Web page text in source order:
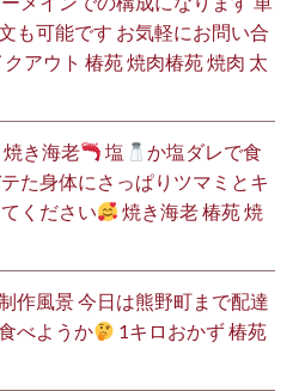
も可能です お気軽にお問い合
アウト 椿苑 焼肉椿苑 焼肉 太
焼き海老 塩
か塩ダレで食
た身体にさっぱりツマミとキ
ください
焼き海老 椿苑 焼
作風景 今日は熊野町まで配達
べようか
1キロおかず 椿苑